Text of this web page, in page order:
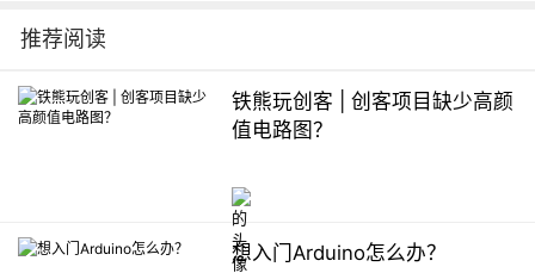
推荐阅读
铁熊玩创客 | 创客项目缺少高颜
值电路图？
想入门Arduino怎么办？